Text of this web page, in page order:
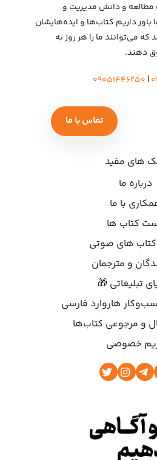
مطالعه و دانش مدیریت و
داریم کتاب‌ها و ایده‌هایشان
می‌توانند ما را هر روز به
دهند.
| ۰۹۰۵۱۴۴۶۲۵۰
تماس با ما
های مفید
درباره ما
با ما
کتاب ها
های صوتی
و مترجمان
تبلیغاتی 🎁
هاروارد فارسی
و مرجوعی کتاب‌ها
خصوصی